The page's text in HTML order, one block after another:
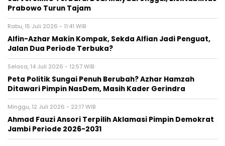
Prabowo Turun Tajam
Rabu, 15 Juli 2026 - 11:41 WIB
Alfin-Azhar Makin Kompak, Sekda Alfian Jadi Penguat,
Jalan Dua Periode Terbuka?
Selasa, 14 Juli 2026 - 12:57 WIB
Peta Politik Sungai Penuh Berubah? Azhar Hamzah
Ditawari Pimpin NasDem, Masih Kader Gerindra
Minggu, 12 Juli 2026 - 22:17 WIB
Ahmad Fauzi Ansori Terpilih Aklamasi Pimpin Demokrat
Jambi Periode 2026-2031